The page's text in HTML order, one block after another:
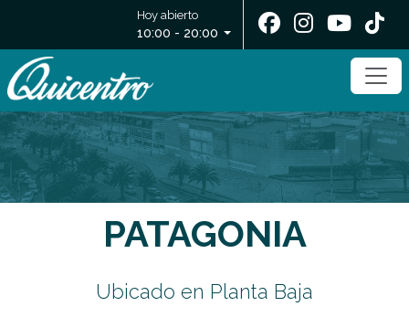
Hoy abierto
10:00 - 20:00
PATAGONIA
Ubicado en Planta Baja